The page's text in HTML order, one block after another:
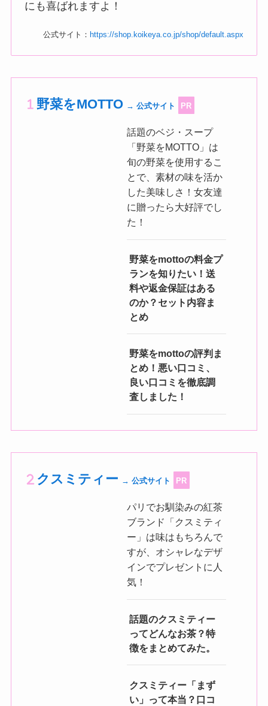
にも喜ばれますよ！
公式サイト： https://shop.koikeya.co.jp/shop/default.aspx
野菜をMOTTO → 公式サイト PR
話題のベジ・スープ
「野菜をMOTTO」は
旬の野菜を使用するこ
とで、素材の味を活か
した美味しさ！女友達
に贈ったら大好評でし
た！
野菜をmottoの料金プ
ランを知りたい！送
料や返金保証はある
のか？セット内容ま
とめ
野菜をmottoの評判ま
とめ！悪い口コミ、
良い口コミを徹底調
査しました！
クスミティー → 公式サイト PR
パリでお馴染みの紅茶
ブランド「クスミティ
ー」は味はもちろんで
すが、オシャレなデザ
インでプレゼントに人
気！
話題のクスミティー
ってどんなお茶？特
徴をまとめてみた。
クスミティー「まず
い」って本当？口コ